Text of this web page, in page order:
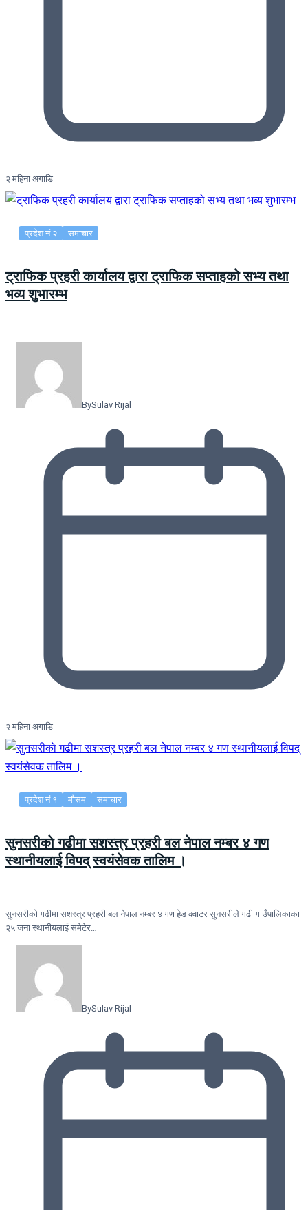
२ महिना अगाडि
प्रदेश नं २ समाचार
ट्राफिक प्रहरी कार्यालय द्वारा ट्राफिक सप्ताहको सभ्य तथा
भव्य शुभारम्भ
BySulav Rijal
२ महिना अगाडि
प्रदेश नं १ मौसम समाचार
सुनसरीकाे गढीमा सशस्त्र प्रहरी बल नेपाल नम्बर ४ गण
स्थानीयलाई विपद् स्वयंसेवक तालिम ।
सुनसरीकाे गढीमा सशस्त्र प्रहरी बल नेपाल नम्बर ४ गण हेड क्वाटर सुनसरीले गढी गाउँपालिकाका
२५ जना स्थानीयलाई समेटेर…
BySulav Rijal